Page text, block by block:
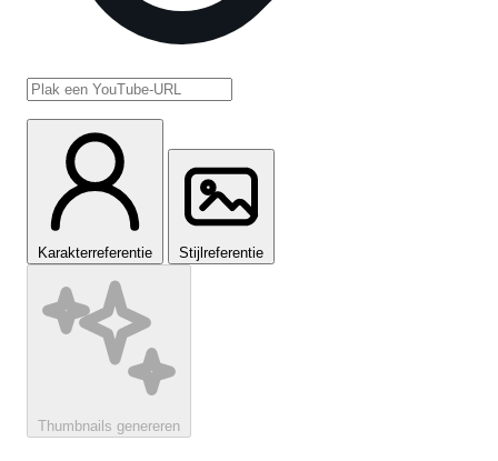
Karakterreferentie Stijlreferentie
Thumbnails genereren